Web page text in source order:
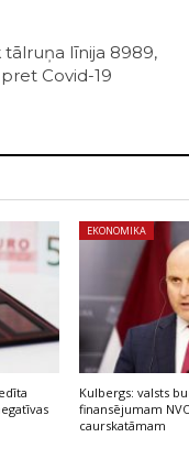
līnija 8989,
Covid-19
EKONOMIKA
Kulbergs: valsts
finansējumam
caurskatāmam